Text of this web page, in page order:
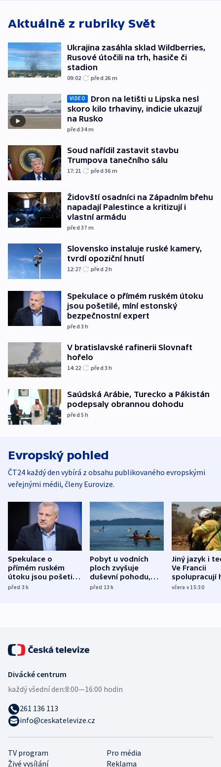
Aktuálně z rubriky Svět
Ukrajina zasáhla sklad Wildberries,
Rusové útočili na trh, hasiče či
stadion
09:02 před 26 m
VIDEO
Dron na letišti u Lipska nesl
skoro kilo trhaviny, indicie ukazují
na Rusko
před 34m
Soud nařídil zastavit stavbu
Trumpova tanečního sálu
17:21 před 36 m
Židovští osadníci na Západním břehu
napadají Palestince a kritizují i
vlastní armádu
před 37 m
Slovensko instaluje ruské kamery,
tvrdí opoziční hnutí
12:27 před 2h
Spekulace o přímém ruském útoku
jsou pošetilé, míní estonský
bezpečnostní expert
před 3h
V bratislavské rafinerii Slovnaft
hořelo
14:22 před 3h
Saúdská Arábie, Turecko a Pákistán
podepsaly obrannou dohodu
před 5h
Evropský pohled
ČT24 každý den vybírá z obsahu publikovaného evropskými
veřejnými médii, členy Eurovize.
Spekulace o
přímém ruském
útoku jsou pošetilé,
míní estonský
před 3h
Pobyt u vodních
ploch zvyšuje
duševní pohodu,
ukázala
před 13h
Jiný jazyk i
Ve Francii
spolupracují
různých zemí
včera v 15:30
TV program
Pro média
Živé vysílání
Reklama
Divácké centrum
každý všední den:8:00—16:00 hodin
261 136 113
info@ceskatelevize.cz